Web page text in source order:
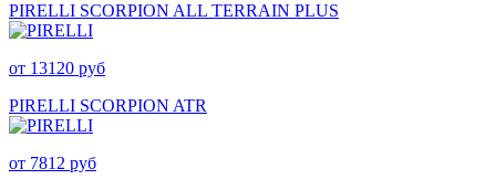
PIRELLI SCORPION ALL TERRAIN PLUS
от 13120 руб
PIRELLI SCORPION ATR
от 7812 руб